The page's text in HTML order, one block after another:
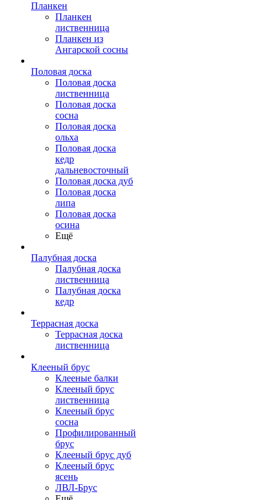
Планкен
Планкен
лиственница
Планкен из
Ангарской сосны
Половая доска
Половая доска
лиственница
Половая доска
сосна
Половая доска
ольха
Половая доска
кедр
дальневосточный
Половая доска дуб
Половая доска
липа
Половая доска
осина
Ещё
Палубная доска
Палубная доска
лиственница
Палубная доска
кедр
Террасная доска
Террасная доска
лиственница
Клееный брус
Клееные балки
Клееный брус
лиственница
Клееный брус
сосна
Профилированный
брус
Клееный брус дуб
Клееный брус
ясень
ЛВЛ-Брус